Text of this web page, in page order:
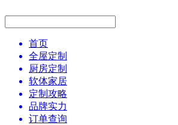
首页
全屋定制
厨房定制
软体家居
定制攻略
品牌实力
订单查询